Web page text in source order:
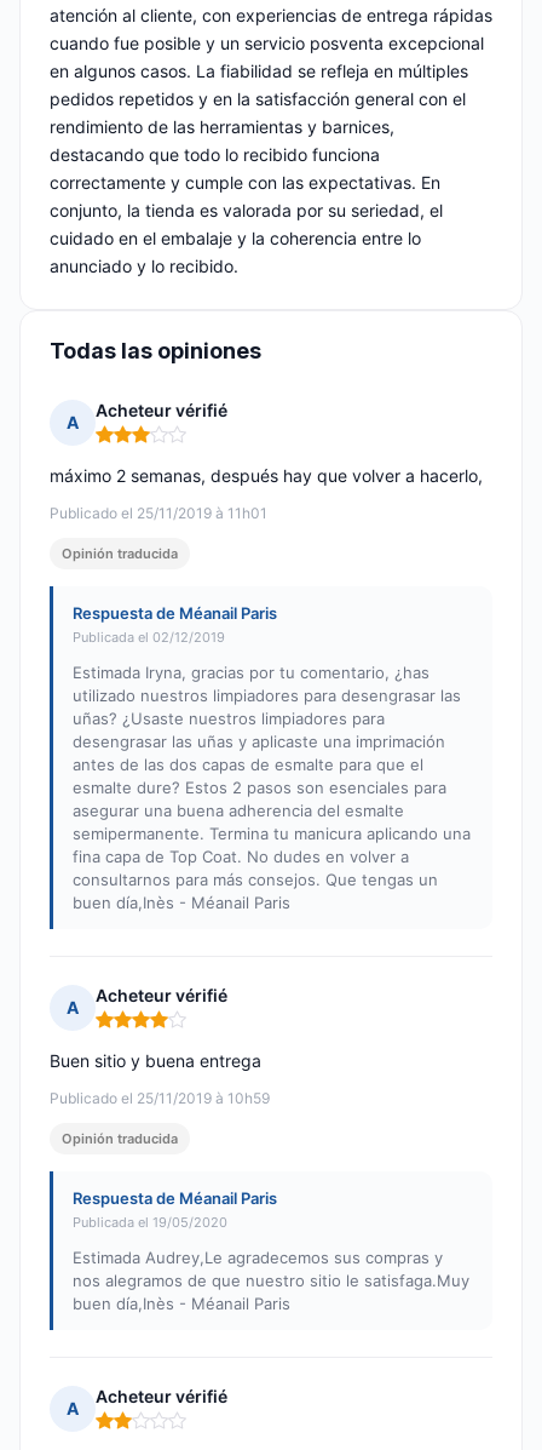
atención al cliente, con experiencias de entrega rápidas
cuando fue posible y un servicio posventa excepcional
en algunos casos. La fiabilidad se refleja en múltiples
pedidos repetidos y en la satisfacción general con el
rendimiento de las herramientas y barnices,
destacando que todo lo recibido funciona
correctamente y cumple con las expectativas. En
conjunto, la tienda es valorada por su seriedad, el
cuidado en el embalaje y la coherencia entre lo
anunciado y lo recibido.
Todas las opiniones
A
Acheteur vérifié
Nota: 3 de 5
Publicado el 25/11/2019 à 11h01
máximo 2 semanas, después hay que volver a hacerlo,
Opinión traducida
Respuesta de Méanail Paris
Publicada el 02/12/2019
Estimada Iryna, gracias por tu comentario, ¿has
utilizado nuestros limpiadores para desengrasar las
uñas? ¿Usaste nuestros limpiadores para
desengrasar las uñas y aplicaste una imprimación
antes de las dos capas de esmalte para que el
esmalte dure? Estos 2 pasos son esenciales para
asegurar una buena adherencia del esmalte
semipermanente. Termina tu manicura aplicando una
fina capa de Top Coat. No dudes en volver a
consultarnos para más consejos. Que tengas un
buen día,Inès - Méanail Paris
A
Acheteur vérifié
Nota: 4 de 5
Publicado el 25/11/2019 à 10h59
Buen sitio y buena entrega
Opinión traducida
Respuesta de Méanail Paris
Publicada el 19/05/2020
Estimada Audrey,Le agradecemos sus compras y
nos alegramos de que nuestro sitio le satisfaga.Muy
buen día,Inès - Méanail Paris
A
Acheteur vérifié
Nota: 2 de 5